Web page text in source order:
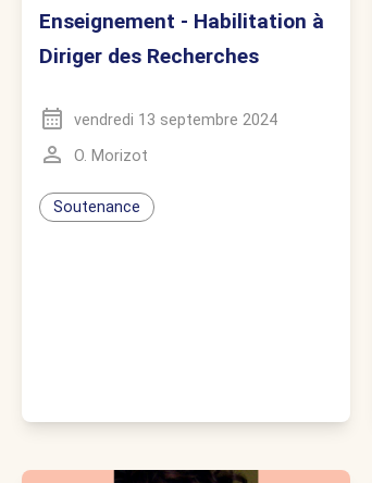
Enseignement - Habilitation à
Diriger des Recherches
vendredi 13 septembre 2024
O. Morizot
Soutenance